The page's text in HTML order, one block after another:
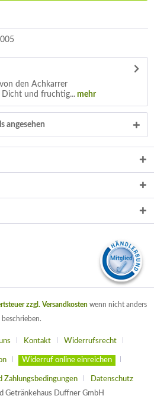
den Achkarrer
Dicht und fruchtig... mehr
angesehen
zzgl. Versandkostenwenn nicht anders
beschrieben.
Kontakt Widerrufsrecht
Widerruf online einreichen
Zahlungsbedingungen
Datenschutz
Getränkehaus Duffner GmbH